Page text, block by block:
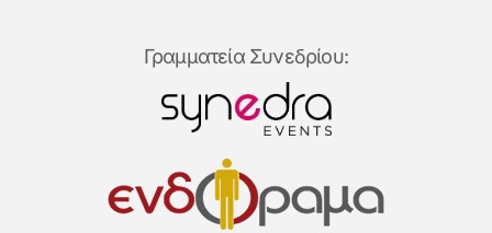
Γραμματεία Συνεδρίου: